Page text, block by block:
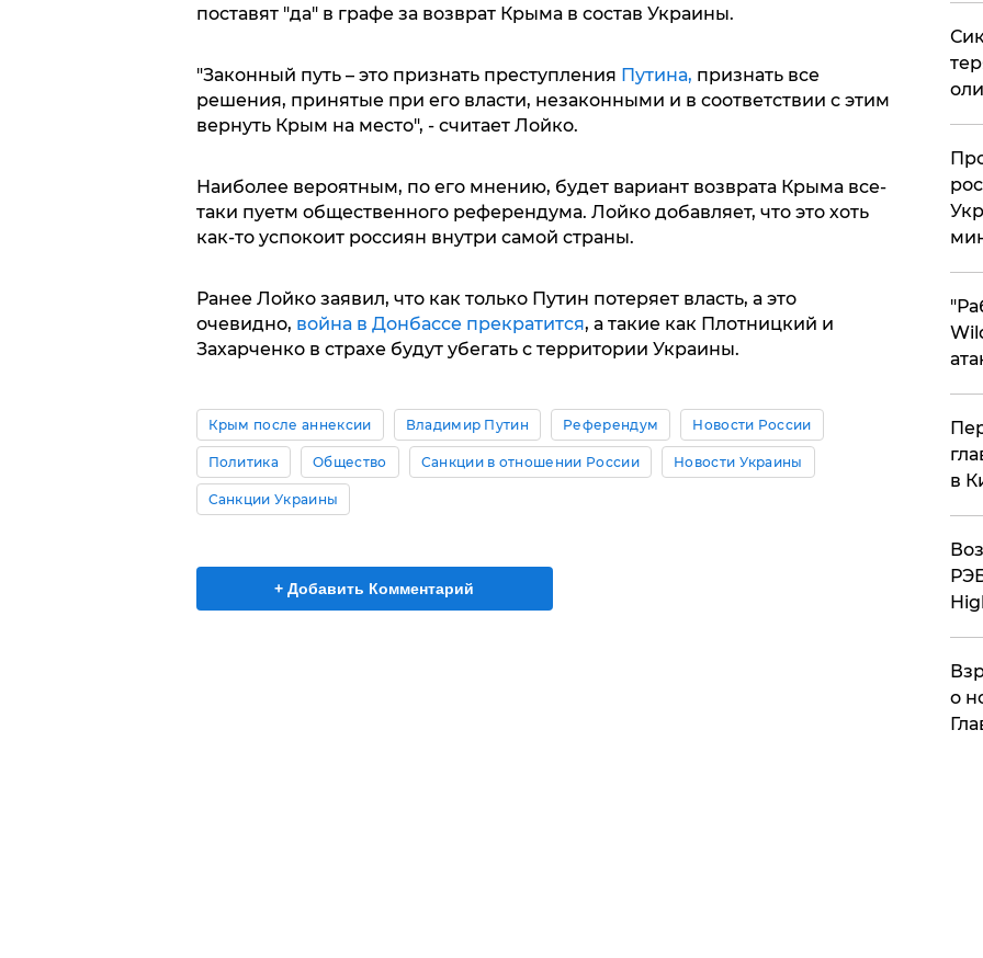
поставят "да" в графе за возврат Крыма в состав Украины.
"Законный путь – это признать преступления Путина, признать все
решения, принятые при его власти, незаконными и в соответствии с этим
вернуть Крым на место", - считает Лойко.
Наиболее вероятным, по его мнению, будет вариант возврата Крыма все-
таки пуетм общественного референдума. Лойко добавляет, что это хоть
как-то успокоит россиян внутри самой страны.
Ранее Лойко заявил, что как только Путин потеряет власть, а это
очевидно, война в Донбассе прекратится, а такие как Плотницкий и
Захарченко в страхе будут убегать с территории Украины.
Крым после аннексии Владимир Путин Референдум Новости России
Политика Общество Санкции в отношении России Новости Украины
Санкции Украины
+ Добавить Комментарий
в
о